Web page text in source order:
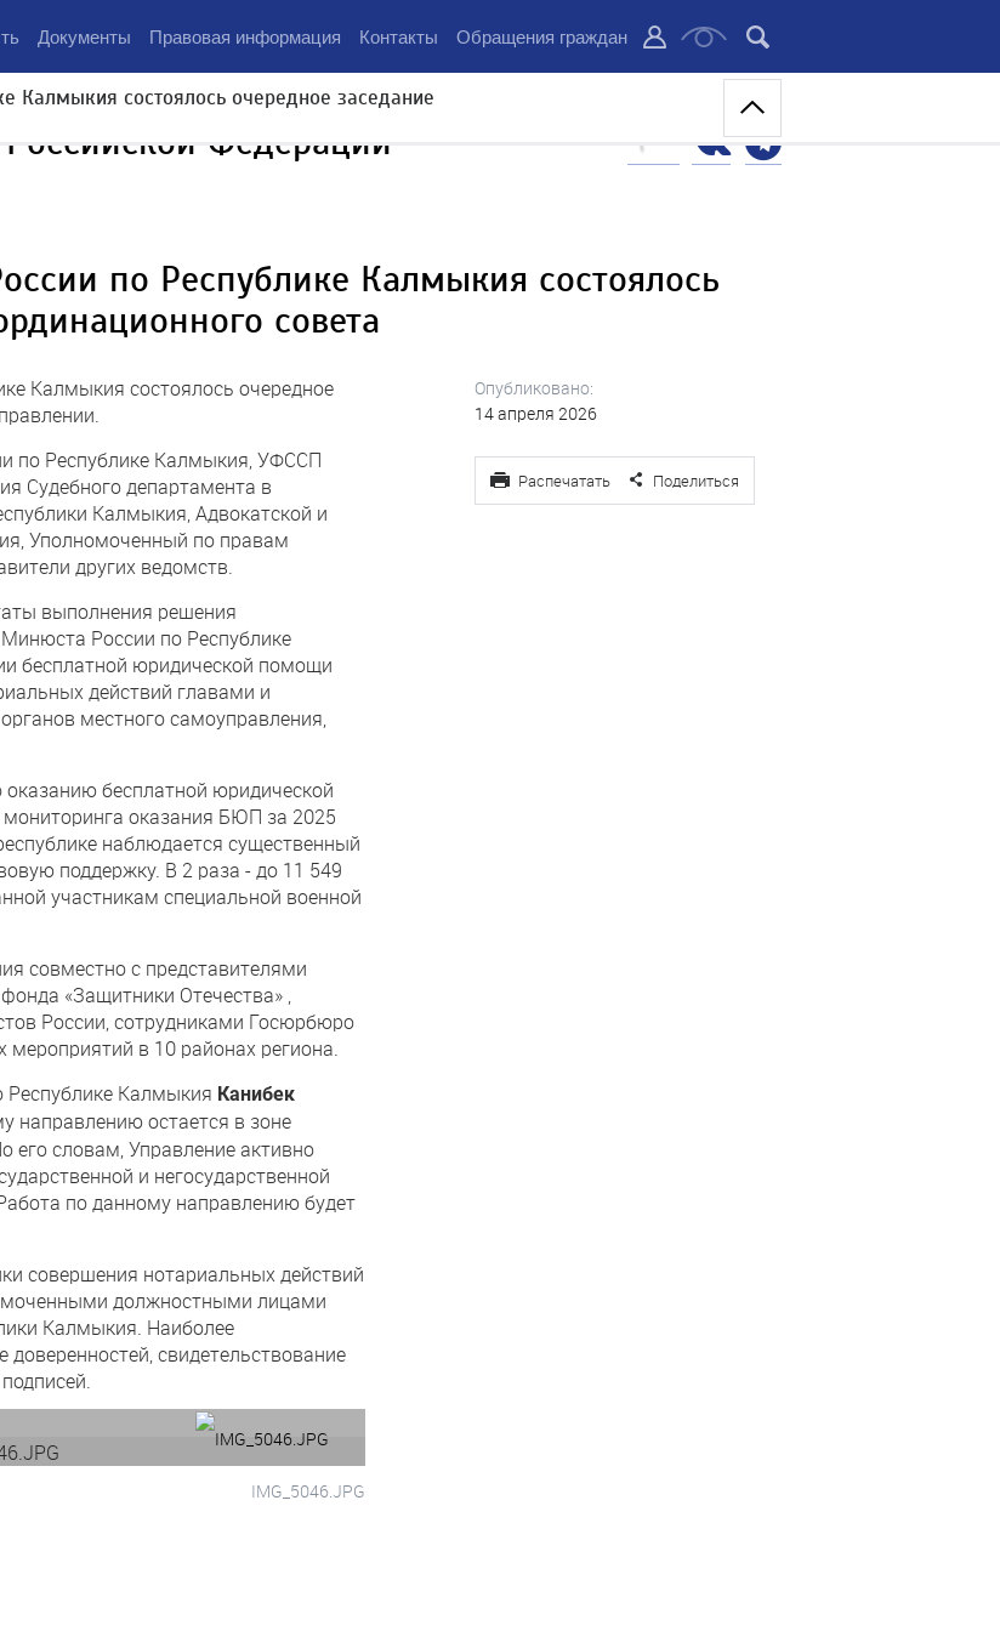
Документы Правовая информация Контакты Обращения граждан
Калмыкия состоялось очередное заседание
Федерации
по Республике Калмыкия состоялось
совета
Калмыкия состоялось очередное
по Республике Калмыкия, УФССП
Судебного департамента в
Калмыкия, Адвокатской и
Уполномоченный по правам
других ведомств.
выполнения решения
России по Республике
бесплатной юридической помощи
действий главами и
местного самоуправления,
оказанию бесплатной юридической
оказания БЮП за 2025
наблюдается существенный
поддержку. В 2 раза - до 11 549
участникам специальной военной
совместно с представителями
«Защитники Отечества» ,
России, сотрудниками Госюрбюро
в 10 районах региона.
Калмыкия Канибек
направлению остается в зоне
его словам, Управление активно
и негосударственной
по данному направлению будет
совершения нотариальных действий
должностными лицами
Калмыкия. Наиболее
свидетельствование
IMG_5046.JPG
Опубликовано:
14 апреля 2026
Распечатать Поделиться